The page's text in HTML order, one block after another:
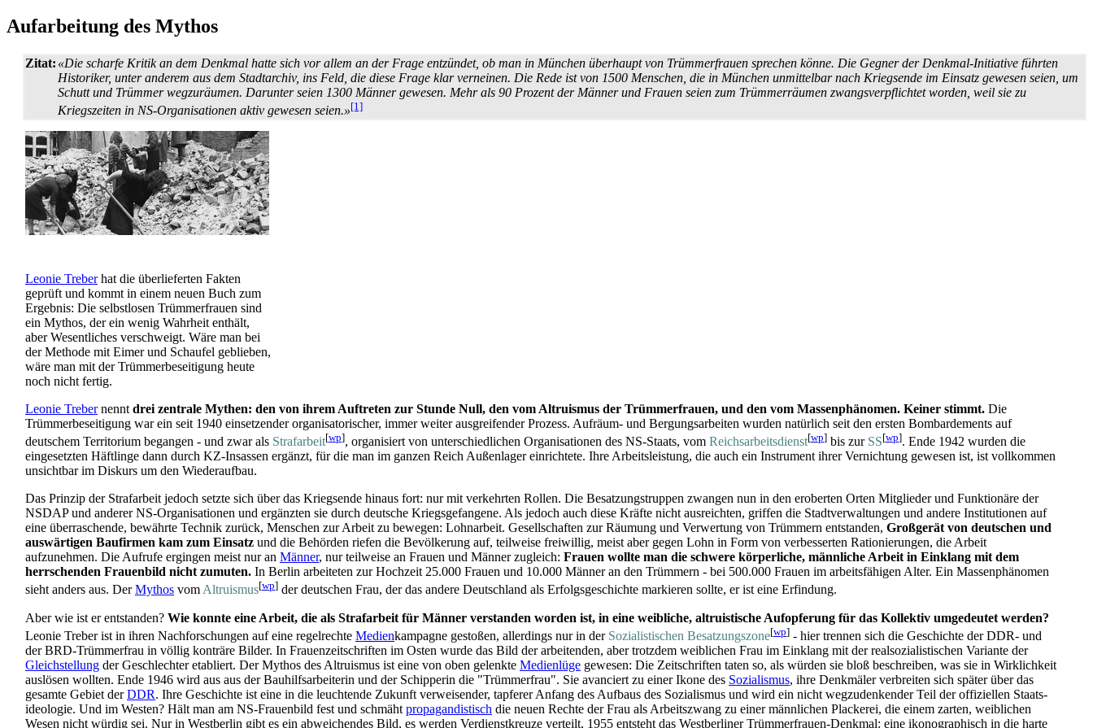
Aufarbeitung des Mythos
Zitat: «Die scharfe Kritik an dem Denkmal hatte sich vor allem an der Frage entzündet, ob man in München überhaupt von Trümmer­frauen sprechen könne. Die Gegner der Denkmal-Initiative führten
Historiker, unter anderem aus dem Stadtarchiv, ins Feld, die diese Frage klar verneinen. Die Rede ist von 1500 Menschen, die in München unmittelbar nach Kriegsende im Einsatz gewesen seien, um
Schutt und Trümmer wegzuräumen. Darunter seien 1300 Männer gewesen. Mehr als 90 Prozent der Männer und Frauen seien zum Trümmer­räumen zwangs­verpflichtet worden, weil sie zu
Kriegszeiten in NS-Organisationen aktiv gewesen seien.»[1]
Leonie Treberhat die über­lieferten Fakten
geprüft und kommt in einem neuen Buch zum
Ergebnis: Die selbst­losen Trümmer­frauen sind
ein Mythos, der ein wenig Wahr­heit enthält,
aber Wesentliches ver­schweigt. Wäre man bei
der Methode mit Eimer und Schaufel geblieben,
wäre man mit der Trümmer­be­seitigung heute
noch nicht fertig.
Leonie Trebernennt drei zentrale Mythen: den von ihrem Auftreten zur Stunde Null, den vom Altruismus der Trümmer­frauen, und den vom Massen­phänomen. Keiner stimmt. Die
Trümmer­beseitigung war ein seit 1940 einsetzender organisatorischer, immer weiter ausgreifender Prozess. Aufräum- und Bergungs­arbeiten wurden natürlich seit den ersten Bombardements auf
deutschem Territorium begangen - und zwar als Strafarbeit[wp], organisiert von unter­schiedlichen Organisationen des NS-Staats, vom Reichs­arbeits­dienst[wp] bis zur SS[wp]. Ende 1942 wurden die
eingesetzten Häftlinge dann durch KZ-Insassen ergänzt, für die man im ganzen Reich Außenlager einrichtete. Ihre Arbeits­leistung, die auch ein Instrument ihrer Vernichtung gewesen ist, ist vollkommen
unsichtbar im Diskurs um den Wiederaufbau.
Das Prinzip der Strafarbeit jedoch setzte sich über das Kriegsende hinaus fort: nur mit verkehrten Rollen. Die Besatzungs­truppen zwangen nun in den eroberten Orten Mitglieder und Funktionäre der
NSDAP und anderer NS-Organisationen und ergänzten sie durch deutsche Kriegsgefangene. Als jedoch auch diese Kräfte nicht ausreichten, griffen die Stadt­verwaltungen und andere Institutionen auf
eine überraschende, bewährte Technik zurück, Menschen zur Arbeit zu bewegen: Lohnarbeit. Gesellschaften zur Räumung und Verwertung von Trümmern entstanden, Großgerät von deutschen und
auswärtigen Baufirmen kam zum Einsatz und die Behörden riefen die Bevölkerung auf, teilweise freiwillig, meist aber gegen Lohn in Form von verbesserten Rationierungen, die Arbeit
aufzunehmen. Die Aufrufe ergingen meist nur an Männer, nur teilweise an Frauen und Männer zugleich: Frauen wollte man die schwere körperliche, männliche Arbeit in Einklang mit dem
herrschenden Frauenbild nicht zumuten. In Berlin arbeiteten zur Hochzeit 25.000 Frauen und 10.000 Männer an den Trümmern - bei 500.000 Frauen im arbeits­fähigen Alter. Ein Massen­phänomen
sieht anders aus. DerMythos vomAltruismus[wp] der deutschen Frau, der das andere Deutschland als Erfolgs­geschichte markieren sollte, er ist eine Erfindung.
Aber wie ist er entstanden? Wie konnte eine Arbeit, die als Strafarbeit für Männer verstanden worden ist, in eine weibliche, altruistische Aufopferung für das Kollektiv umgedeutet werden?
Leonie Treber ist in ihren Nachforschungen auf eine regelrechte Medien­kampagne gestoßen, allerdings nur in der Sozialistischen Besatzungs­zone[wp] - hier trennen sich die Geschichte der DDR- und
der BRD-Trümmerfrau in völlig konträre Bilder. In Frauen­zeit­schriften im Osten wurde das Bild der arbeitenden, aber trotzdem weiblichen Frau im Einklang mit der real­sozialistischen Variante der
Gleichstellung der Geschlechter etabliert. Der Mythos des Altruismus ist eine von oben gelenkte Medienlüge gewesen: Die Zeitschriften taten so, als würden sie bloß beschreiben, was sie in Wirklichkeit
auslösen wollten. Ende 1946 wird aus aus der Bauhilfs­arbeiterin und der Schipperin die "Trümmerfrau". Sie avanciert zu einer Ikone des Sozialismus, ihre Denkmäler verbreiten sich später über das
gesamte Gebiet derDDR. Ihre Geschichte ist eine in die leuchtende Zukunft verweisender, tapferer Anfang des Aufbaus des Sozialismus und wird ein nicht wegzudenkender Teil der offiziellen Staats­
ideologie. Und im Westen? Hält man am NS-Frauenbild fest und schmäht propagandistisch die neuen Rechte der Frau als Arbeitszwang zu einer männlichen Plackerei, die einem zarten, weiblichen
Wesen nicht würdig sei. Nur in Westberlin gibt es ein abweichendes Bild, es werden Verdienstkreuze verteilt, 1955 entsteht das Westberliner Trümmer­frauen-Denkmal: eine ikonographisch in die harte